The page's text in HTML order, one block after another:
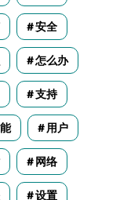
安全
怎么办
支持
用户
网络
设置